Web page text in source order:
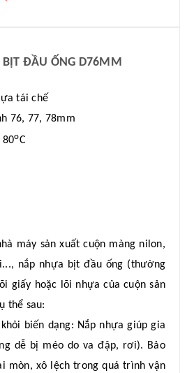
ĐẦU ỐNG D76MM
tái chế
76, 77, 78mm
80oC
máy sản xuất cuộn màng nilon,
nắp nhựa bịt đầu ống (thường
giấy hoặc lõi nhựa của cuộn sản
thể sau:
biến dạng: Nắp nhựa giúp gia
dễ bị méo do va đập, rơi). Bảo
mòn, xô lệch trong quá trình vận